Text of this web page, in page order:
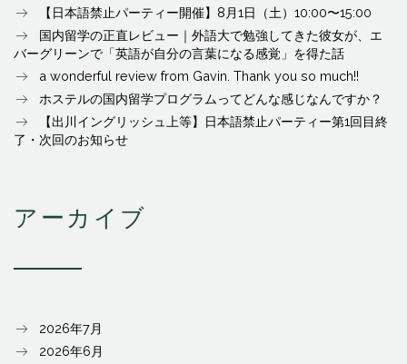
【日本語禁止パーティー開催】8月1日（土）10:00〜15:00
国内留学の正直レビュー｜外語大で勉強してきた彼女が、エ
バーグリーンで「英語が自分の言葉になる感覚」を得た話
a wonderful review from Gavin. Thank you so much!!
ホステルの国内留学プログラムってどんな感じなんですか？
【出川イングリッシュ上等】日本語禁止パーティー第1回目終
了・次回のお知らせ
アーカイブ
2026年7月
2026年6月